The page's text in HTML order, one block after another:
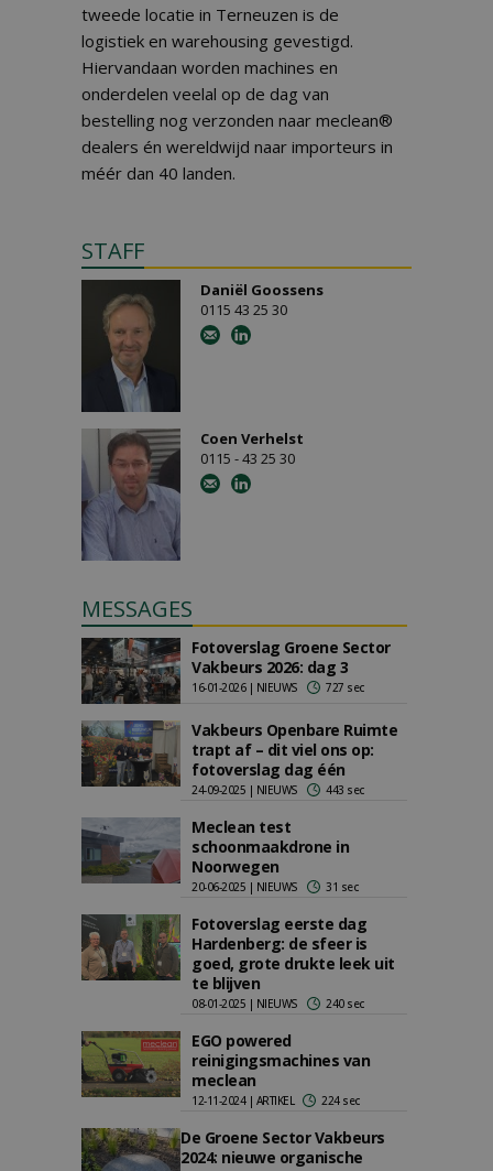
tweede locatie in Terneuzen is de
logistiek en warehousing gevestigd.
Hiervandaan worden machines en
onderdelen veelal op de dag van
bestelling nog verzonden naar meclean®
dealers én wereldwijd naar importeurs in
méér dan 40 landen.
STAFF
Daniël Goossens
0115 43 25 30
Coen Verhelst
0115 - 43 25 30
MESSAGES
Fotoverslag Groene Sector
Vakbeurs 2026: dag 3
16-01-2026 | NIEUWS 727 sec
Vakbeurs Openbare Ruimte
trapt af – dit viel ons op:
fotoverslag dag één
24-09-2025 | NIEUWS 443 sec
Meclean test
schoonmaakdrone in
Noorwegen
20-06-2025 | NIEUWS 31 sec
Fotoverslag eerste dag
Hardenberg: de sfeer is
goed, grote drukte leek uit
te blijven
08-01-2025 | NIEUWS 240 sec
EGO powered
reinigingsmachines van
meclean
12-11-2024 | ARTIKEL 224 sec
De Groene Sector Vakbeurs
2024: nieuwe organische